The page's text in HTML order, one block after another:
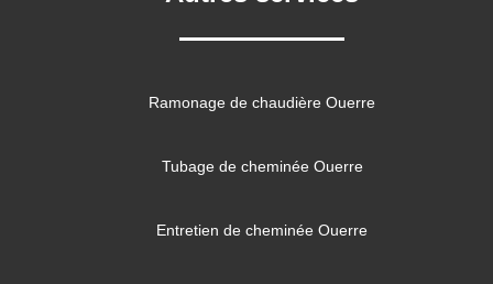
Ramonage de chaudière Ouerre
Tubage de cheminée Ouerre
Entretien de cheminée Ouerre